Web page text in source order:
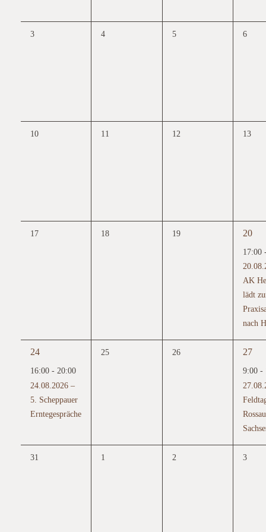
0
3
0
4
0
5
0
6
010
011
012
013
017
018
019
1
20
17:00
AK
lädt
nach
1
24
16:00 - 20:00
24.08.2026 –
5. Scheppauer
Erntegespräche
0
25
0
26
1
27
9:00 -
0
31
01
0
2
0
3